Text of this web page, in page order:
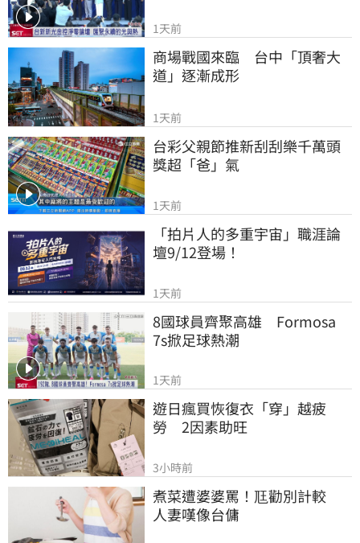
1天前
商場戰國來臨　台中「頂奢大
道」逐漸成形
1天前
台彩父親節推新刮刮樂千萬頭
獎超「爸」氣
1天前
「拍片人的多重宇宙」職涯論
壇9/12登場！
1天前
8國球員齊聚高雄　Formosa
7s掀足球熱潮
1天前
遊日瘋買恢復衣「穿」越疲
勞　2因素助旺
3小時前
煮菜遭婆婆罵！尫勸別計較
人妻嘆像台傭